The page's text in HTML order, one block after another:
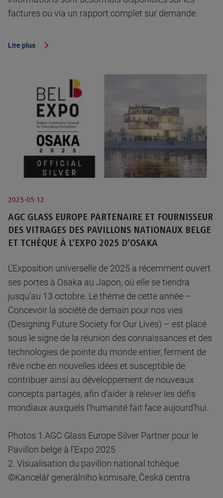
factures ou via un rapport complet sur demande.
Lire plus
2025-05-12
AGC GLASS EUROPE PARTENAIRE ET FOURNISSEUR
DES VITRAGES DES PAVILLONS NATIONAUX BELGE
ET TCHÈQUE À L’EXPO 2025 D’OSAKA
L’Exposition universelle de 2025 a récemment ouvert
ses portes à Osaka au Japon, où elle se tiendra
jusqu’au 13 octobre. Le thème de cette année –
Concevoir la société de demain pour nos vies
(Designing Future Society for Our Lives) – est placé
sous le signe de la réunion des connaissances et des
technologies de pointe du monde entier, ferment de
rêve riche en nouvelles idées et susceptible de
contribuer ainsi au développement de nouveaux
concepts partagés, afin d’aider à relever les défis
mondiaux auxquels l’humanité fait face aujourd’hui.
Photos 1.AGC Glass Europe Silver Partner pour le
Pavillon belge à l'Expo 2025
2. Visualisation du pavillon national tchèque
©Kancelář generálního komisaře, Česká centra